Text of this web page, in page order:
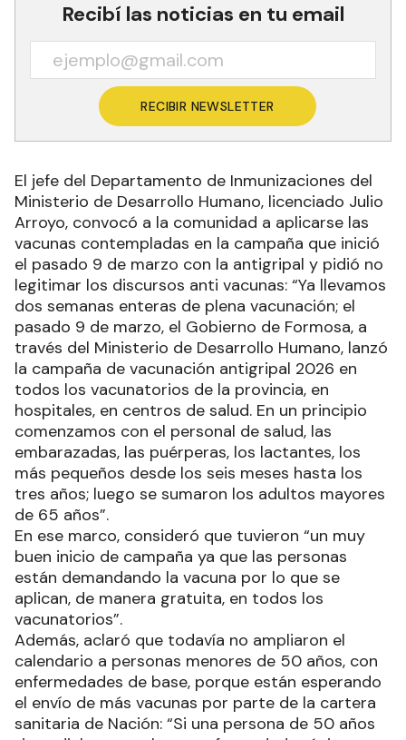
Recibí las noticias en tu email
RECIBIR NEWSLETTER
El jefe del Departamento de Inmunizaciones del
Ministerio de Desarrollo Humano, licenciado Julio
Arroyo, convocó a la comunidad a aplicarse las
vacunas contempladas en la campaña que inició
el pasado 9 de marzo con la antigripal y pidió no
legitimar los discursos anti vacunas: “Ya llevamos
dos semanas enteras de plena vacunación; el
pasado 9 de marzo, el Gobierno de Formosa, a
través del Ministerio de Desarrollo Humano, lanzó
la campaña de vacunación antigripal 2026 en
todos los vacunatorios de la provincia, en
hospitales, en centros de salud. En un principio
comenzamos con el personal de salud, las
embarazadas, las puérperas, los lactantes, los
más pequeños desde los seis meses hasta los
tres años; luego se sumaron los adultos mayores
de 65 años”.
En ese marco, consideró que tuvieron “un muy
buen inicio de campaña ya que las personas
están demandando la vacuna por lo que se
aplican, de manera gratuita, en todos los
vacunatorios”.
Además, aclaró que todavía no ampliaron el
calendario a personas menores de 50 años, con
enfermedades de base, porque están esperando
el envío de más vacunas por parte de la cartera
sanitaria de Nación: “Si una persona de 50 años